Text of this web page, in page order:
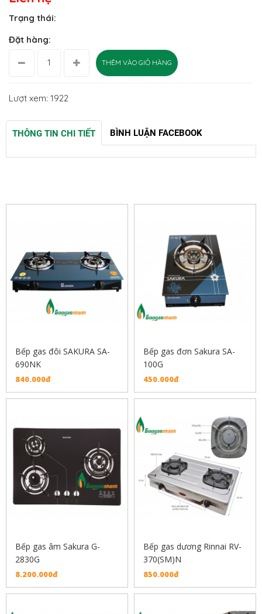
Trạng thái:
Đặt hàng:
THÊM VÀO GIỎ HÀNG
Lượt xem: 1922
THÔNG TIN CHI TIẾT BÌNH LUẬN FACEBOOK
Bếp gas đôi SAKURA SA-
690NK
840.000đ
Bếp gas đơn Sakura SA-
100G
450.000đ
Bếp gas âm Sakura G-
2830G
8.200.000đ
Bếp gas dương Rinnai RV-
370(SM)N
850.000đ